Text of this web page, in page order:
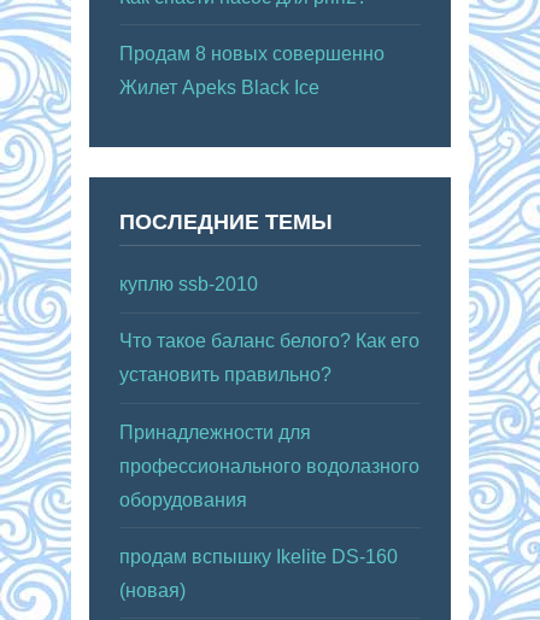
Продам 8 новых совершенно
Жилет Apeks Black Ice
ПОСЛЕДНИЕ ТЕМЫ
куплю ssb-2010
Что такое баланс белого? Как его
установить правильно?
Принадлежности для
профессионального водолазного
оборудования
продам вспышку Ikelite DS-160
(новая)